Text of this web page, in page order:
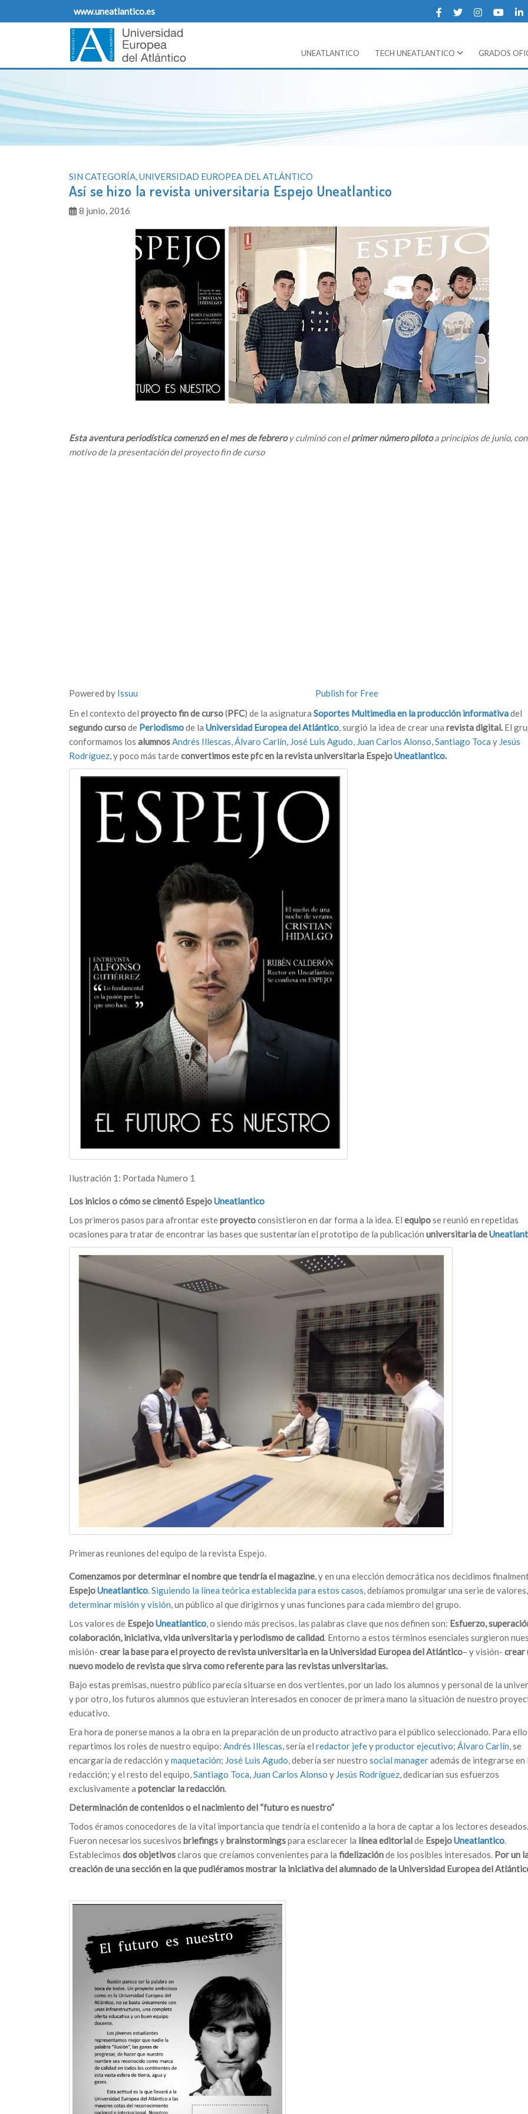
www.uneatlantico.es
Blog sobre opiniones sobre la Universidad Europea del Atlantico
Bienvenidos al blog sobre las opiniones sobre la vida en la Universidad Europea del Atlántico
UNEATLANTICO TECH UNEATLANTICO GRADOS
SIN CATEGORÍA,UNIVERSIDAD EUROPEA DEL ATLÁNTICO
Así se hizo la revista universitaria Espejo Uneatlantico
8 junio, 2016
Esta aventura periodística comenzó en el mes de febreroy culminó con elprimer número pilotoa principios de junio, con
motivo de la presentación del proyecto fin de curso
Powered by Issuu
Publish for Free
En el contexto del proyecto fin de curso(PFC) de la asignatura Soportes Multimedia en la producción informativadel
segundo cursode Periodismode la Universidad Europea del Atlántico, surgió la idea de crear una revista digital. El
conformamos los alumnosAndrés Illescas,Álvaro Carlín, José Luis Agudo, Juan Carlos Alonso,Santiago Toca y Jesús
Rodríguez, y poco más tardeconvertimos este pfc en larevista universitaria EspejoUneatlantico.
Ilustración 1: Portada Numero 1
Los inicios o cómo se cimentó EspejoUneatlantico
Los primeros pasos para afrontar esteproyectoconsistieron en dar forma a la idea. El equipose reunió en repetidas
ocasiones para tratar de encontrar las bases que sustentarían el prototipo de la publicación universitaria de
Primeras reuniones del equipo de la revista Espejo.
Comenzamos por determinar el nombre que tendría el magazine, y en una elección democrática nos decidimos
EspejoUneatlantico.Siguiendo la línea teórica establecida para estos casos, debíamos promulgar una serie de valores,
determinar misión y visión, un público al que dirigirnos y unas funciones para cada miembro del grupo.
Los valores de EspejoUneatlantico, o siendo más precisos, las palabras clave que nos definen son: Esfuerzo,
colaboración, iniciativa, vida universitaria y periodismo de calidad. Entorno a estos términos esenciales surgieron
misión- crear la base para el proyecto de revista universitaria en la Universidad Europea del Atlántico– y visión- crear
nuevo modelo de revista que sirva como referente para las revistas universitarias.
Bajo estas premisas, nuestro público parecía situarse en dos vertientes, por un lado los alumnos y personal de la
y por otro, los futuros alumnos que estuvieran interesados en conocer de primera mano la situación de nuestro
educativo.
Era hora de ponerse manos a la obra en la preparación de un producto atractivo para el público seleccionado. Para ello
repartimos los roles de nuestro equipo: Andrés Illescas, sería el redactor jefeyproductor ejecutivo; Álvaro Carlín, se
encargaría de redacción ymaquetación; José Luis Agudo, debería ser nuestro social managerademás de integrarse en
redacción; y el resto del equipo,Santiago Toca, Juan Carlos Alonso y Jesús Rodríguez, dedicarían sus esfuerzos
exclusivamente a potenciar la redacción.
Determinación de contenidos o el nacimiento del “futuro es nuestro”
Todos éramos conocedores de la vital importancia que tendría el contenido a la hora de captar a los lectores deseados.
Fueron necesarios sucesivos briefingsybrainstormingspara esclarecer la línea editorialde EspejoUneatlantico.
Establecimos dos objetivosclaros que creíamos convenientes para la fidelizaciónde los posibles interesados. Por un
creación de una sección en la que pudiéramos mostrar la iniciativa del alumnado de la Universidad Europea del